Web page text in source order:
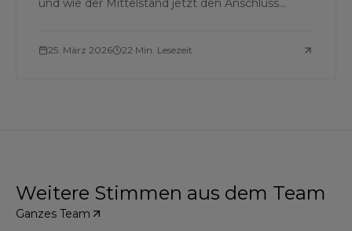
und wie der Mittelstand jetzt den Anschluss
25. März 2026 22 Min. Lesezeit
Weitere Stimmen aus dem Team
Ganzes Team